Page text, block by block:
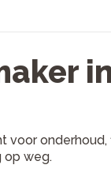
voor
op weg.